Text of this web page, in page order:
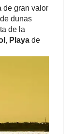
de gran valor
dunas
de la
, Playa de